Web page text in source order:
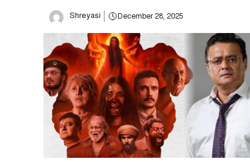
Shreyasi December 28, 2025